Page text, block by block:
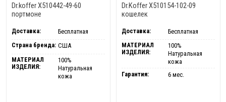
Dr.koffer X510442-49-60
портмоне
Доставка:
Бесплатная
Страна бренда: США
МАТЕРИАЛ
ИЗДЕЛИЯ:
100%
Натуральная
кожа
Dr.Koffer X510154-102-09
кошелек
Доставка:
Бесплатная
МАТЕРИАЛ
ИЗДЕЛИЯ:
100%
Натуральная
кожа
Гарантия:
6 мес.